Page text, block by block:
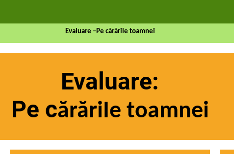
Evaluare –Pe cărările toamnei
Evaluare:
Pe cărăriIe toamnei